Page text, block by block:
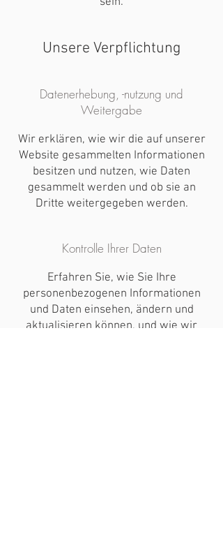
Unsere Verpflichtung
Datenerhebung, -nutzung und
Weitergabe
Wir erklären, wie wir die auf unserer
Website gesammelten Informationen
besitzen und nutzen, wie Daten
gesammelt werden und ob sie an
Dritte weitergegeben werden.
Kontrolle Ihrer Daten
Erfahren Sie, wie Sie Ihre
personenbezogenen Informationen
und Daten einsehen, ändern und
aktualisieren können, und wie wir